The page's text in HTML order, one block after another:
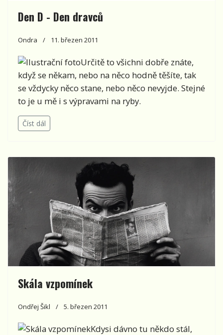
Den D - Den dravců
Ondra 11. březen 2011
Určitě to všichni dobře znáte,
když se někam, nebo na něco hodně těšíte, tak
se vždycky něco stane, nebo něco nevyjde. Stejné
to je u mě i s výpravami na ryby.
Číst dál
Skála vzpomínek
Ondřej Šikl 5. březen 2011
Kdysi dávno tu někdo stál,